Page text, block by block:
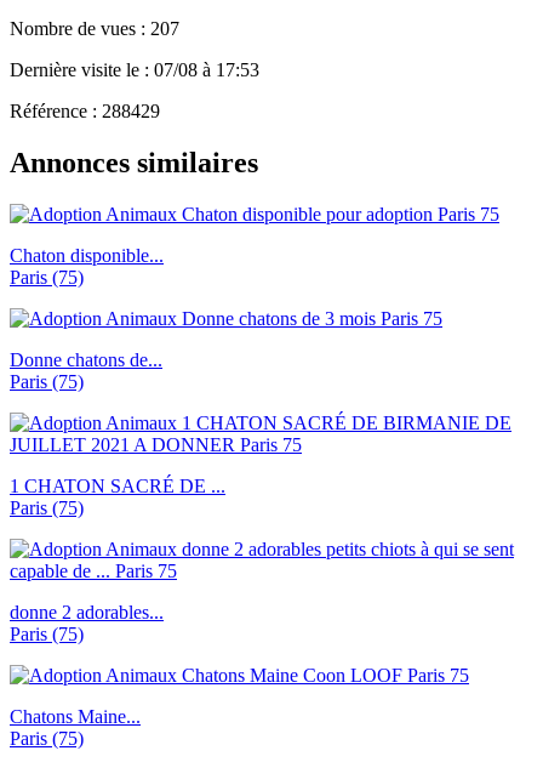
Nombre de vues : 207
Dernière visite le : 07/08 à 17:53
Référence : 288429
Annonces similaires
Chaton disponible...
Paris (75)
Donne chatons de...
Paris (75)
1 CHATON SACRÉ DE ...
Paris (75)
donne 2 adorables...
Paris (75)
Chatons Maine...
Paris (75)